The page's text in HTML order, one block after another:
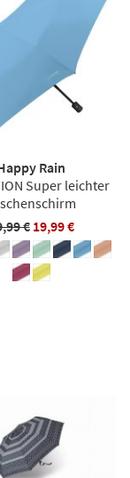
Rain
Super leichter
€ 19,99 €